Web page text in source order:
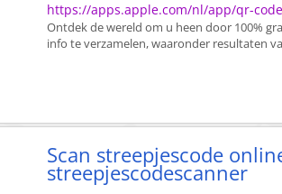
https://apps.apple.com/nl/app/qr-
Ontdek de wereld om u heen door 100%
info te verzamelen, waaronder resultaten
Scan streepjescode
streepjescodescanner